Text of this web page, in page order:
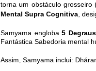
torna um obstáculo
Mental Supra Cognitiva ,
Samyama engloba5
Fantástica Sabedoria mental
Assim, Samyama inclui: